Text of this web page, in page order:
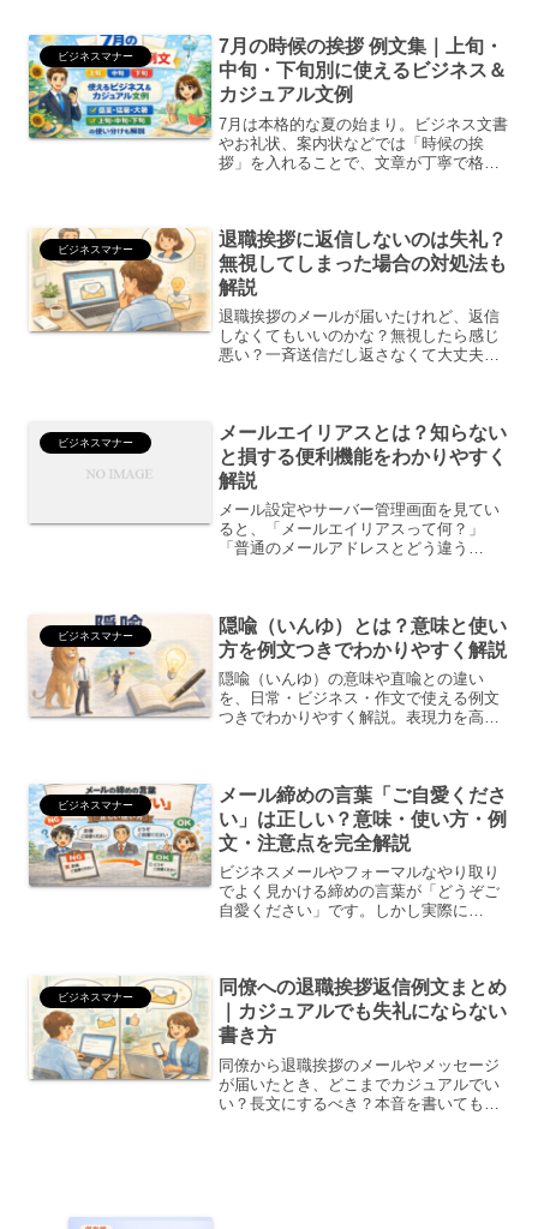
ビジネスマナー
7月の時候の挨拶 例文集｜上旬・
中旬・下旬別に使えるビジネス＆
カジュアル文例
7月は本格的な夏の始まり。ビジネス文書
やお礼状、案内状などでは「時候の挨
拶」を入れることで、文章が丁寧で格式
け）そのまま使える書き出...
ビジネスマナー
退職挨拶に返信しないのは失礼？
無視してしまった場合の対処法も
解説
退職挨拶のメールが届いたけれど、返信
しなくてもいいのかな？無視したら感じ
悪い？一斉送信だし返さなくて大丈夫？
関係性によっては印象に残る...
ビジネスマナー
メールエイリアスとは？知らない
と損する便利機能をわかりやすく
解説
メール設定やサーバー管理画面を見てい
ると、「メールエイリアスって何？」
「普通のメールアドレスとどう違う
っと使わないまま…という“もっ...
ビジネスマナー
隠喩（いんゆ）とは？意味と使い
方を例文つきでわかりやすく解説
隠喩（いんゆ）の意味や直喩との違い
を、日常・ビジネス・作文で使える例文
つきでわかりやすく解説。表現力を高め
ビジネスマナー
メール締めの言葉「ご自愛くださ
い」は正しい？意味・使い方・例
文・注意点を完全解説
ビジネスメールやフォーマルなやり取り
でよく見かける締めの言葉が「どうぞご
自愛ください」です。しかし実際に
常に多い表現でもあります。こ...
ビジネスマナー
同僚への退職挨拶返信例文まとめ
｜カジュアルでも失礼にならない
書き方
同僚から退職挨拶のメールやメッセージ
が届いたとき、どこまでカジュアルでい
い？長文にするべき？本音を書いても大